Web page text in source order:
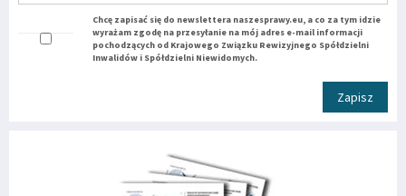
Chcę zapisać się do newslettera naszesprawy.eu, a co za tym idzie
wyrażam zgodę na przesyłanie na mój adres e-mail informacji
pochodzących od Krajowego Związku Rewizyjnego Spółdzielni
Inwalidów i Spółdzielni Niewidomych.
Zapisz